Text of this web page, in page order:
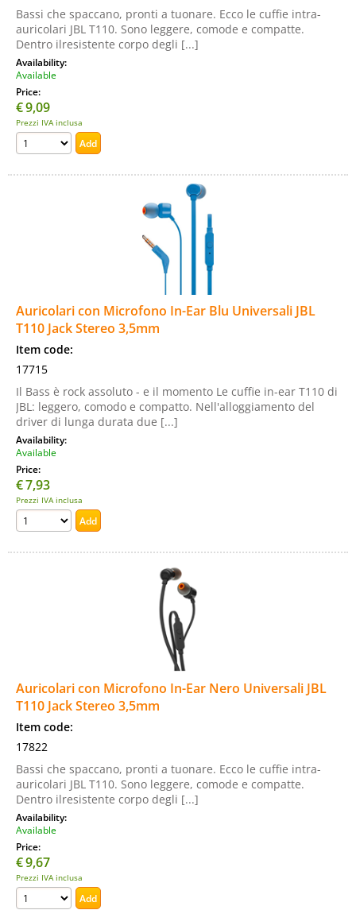
Bassi che spaccano, pronti a tuonare. Ecco le cuffie intra-
auricolari JBL T110. Sono leggere, comode e compatte.
Dentro ilresistente corpo degli [...]
Availability:
Available
Price:
€9,09
Prezzi IVA inclusa
Auricolari con Microfono In-Ear Blu Universali JBL
T110 Jack Stereo 3,5mm
Item code:
17715
Il Bass è rock assoluto - e il momento Le cuffie in-ear T110 di
JBL: leggero, comodo e compatto. Nell'alloggiamento del
driver di lunga durata due [...]
Availability:
Available
Price:
€7,93
Prezzi IVA inclusa
Auricolari con Microfono In-Ear Nero Universali JBL
T110 Jack Stereo 3,5mm
Item code:
17822
Bassi che spaccano, pronti a tuonare. Ecco le cuffie intra-
auricolari JBL T110. Sono leggere, comode e compatte.
Dentro ilresistente corpo degli [...]
Availability:
Available
Price:
€9,67
Prezzi IVA inclusa